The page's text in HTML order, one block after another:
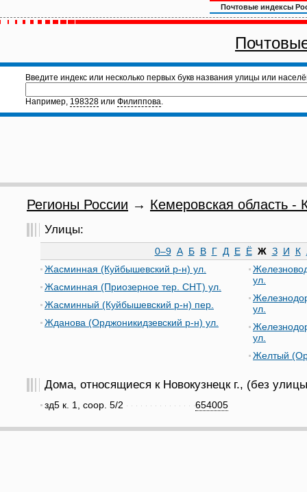
Почтовые индексы
Введите индекс или несколько первых букв названия улицы или
Например, 198328 или Филиппова.
Регионы России → Кемеровская область -
Улицы:
0–9 А Б В Г Д Е Ё Ж З И К
Жасминная (Куйбышевский р-н) ул.
Жасминная (Приозерное тер. СНТ) ул.
Жасминный (Куйбышевский р-н) пер.
Жданова (Орджоникидзевский р-н) ул.
ул.
ул.
ул.
Желтый
Дома, относящиеся к Новокузнецк г., (без
654005
зд5 к. 1, соор. 5/2